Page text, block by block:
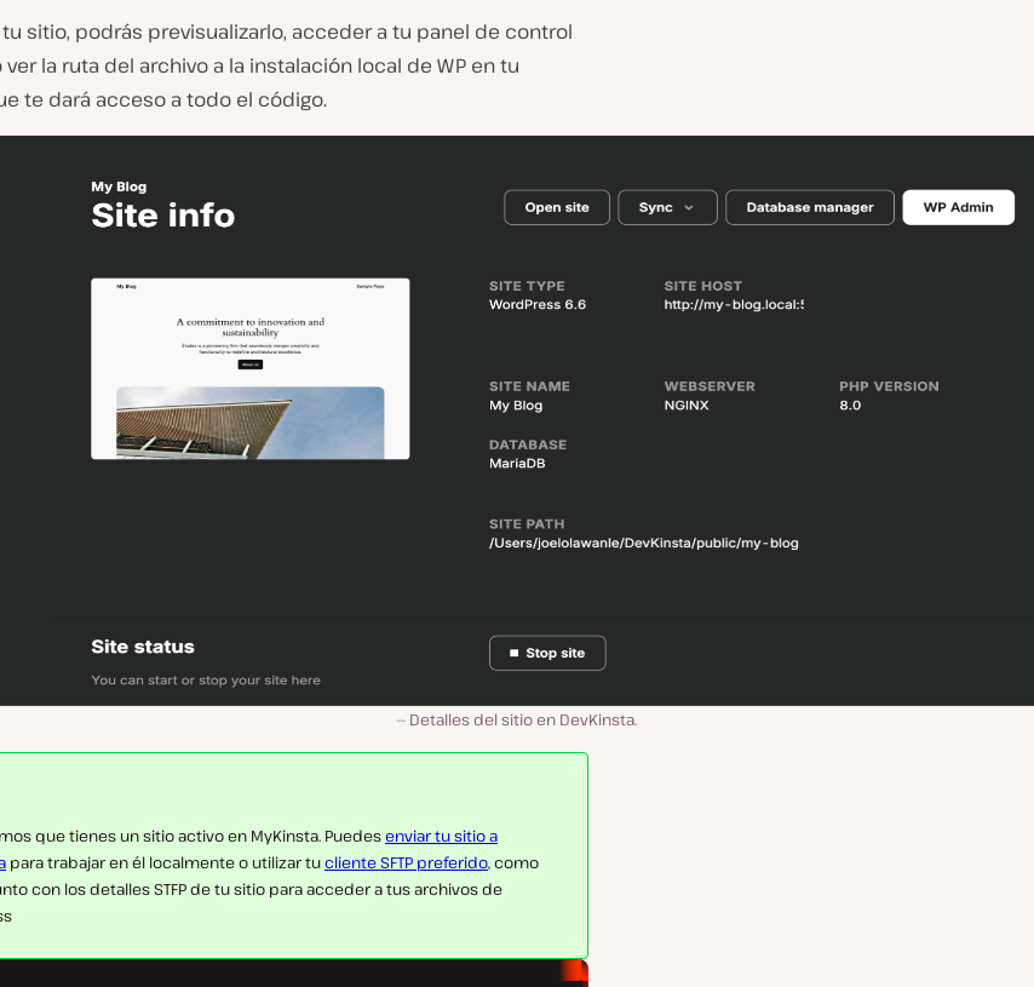
sitio, podrás previsualizarlo, acceder a tu panel de control
ver la ruta del archivo a la instalación local de WP en tu
te dará acceso a todo el código.
Detalles del sitio en DevKinsta.
que tienes un sitio activo en MyKinsta. Puedesenviar tu sitio a
para trabajar en él localmente o utilizar tucliente SFTP preferido, como
con los detalles STFP de tu sitio para acceder a tus archivos de